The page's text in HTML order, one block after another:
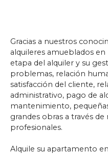
Gracias a nuestros
alquileres amueblados
etapa del alquiler y su
problemas, relación
satisfacción del cliente,
administrativo, pago de
mantenimiento,
grandes obras a través
profesionales.
Alquile su apartamento